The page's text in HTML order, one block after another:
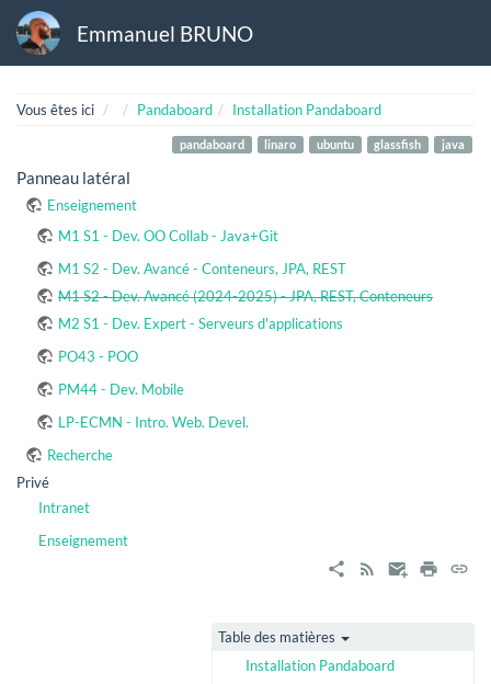
Emmanuel BRUNO
Vous êtes ici HomePandaboard Installation Pandaboard
pandaboard linaro ubuntu glassfish java
Panneau latéral
Enseignement
M1 S1 - Dev. OO Collab - Java+Git
M1 S2 - Dev. Avancé - Conteneurs, JPA, REST
M1 S2 - Dev. Avancé (2024-2025) - JPA, REST, Conteneurs
M2 S1 - Dev. Expert - Serveurs d'applications
PO43 - POO
PM44 - Dev. Mobile
LP-ECMN - Intro. Web. Devel.
Recherche
Privé
Intranet
Enseignement
Table des matières
Installation Pandaboard